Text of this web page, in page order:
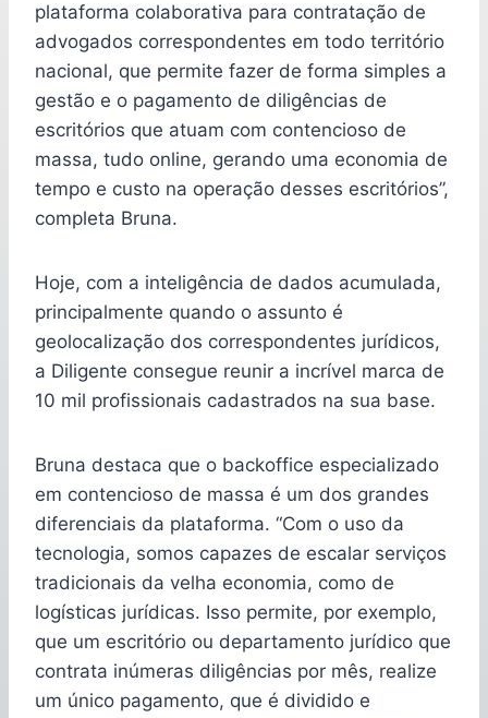
plataforma colaborativa para contratação de
advogados correspondentes em todo território
nacional, que permite fazer de forma simples a
gestão e o pagamento de diligências de
escritórios que atuam com contencioso de
massa, tudo online, gerando uma economia de
tempo e custo na operação desses escritórios”,
completa Bruna.
Hoje, com a inteligência de dados acumulada,
principalmente quando o assunto é
geolocalização dos correspondentes jurídicos,
a Diligente consegue reunir a incrível marca de
10 mil profissionais cadastrados na sua base.
Bruna destaca que o backoffice especializado
em contencioso de massa é um dos grandes
diferenciais da plataforma. “Com o uso da
tecnologia, somos capazes de escalar serviços
tradicionais da velha economia, como de
logísticas jurídicas. Isso permite, por exemplo,
que um escritório ou departamento jurídico que
contrata inúmeras diligências por mês, realize
um único pagamento, que é dividido e